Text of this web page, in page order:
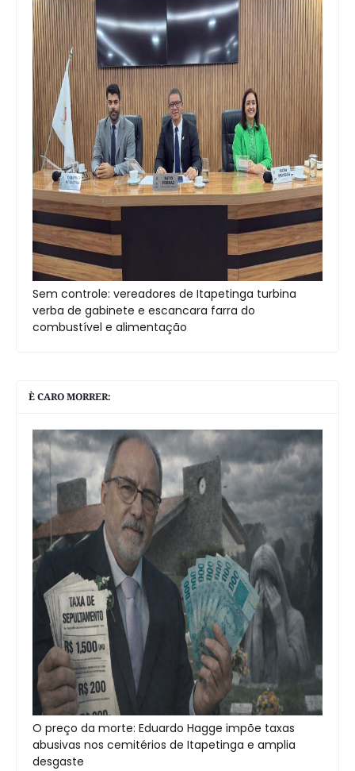
Sem controle: vereadores de Itapetinga turbina
verba de gabinete e escancara farra do
combustível e alimentação
È CARO MORRER:
O preço da morte: Eduardo Hagge impõe taxas
abusivas nos cemitérios de Itapetinga e amplia
desgaste